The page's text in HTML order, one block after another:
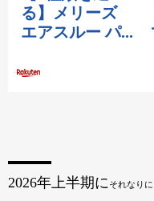
2026年上半期にそれなりに